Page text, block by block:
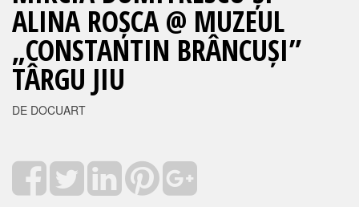
ALINA ROȘCA @ MUZEUL
„CONSTANTIN BRÂNCUȘI”
TÂRGU JIU
DE DOCUART